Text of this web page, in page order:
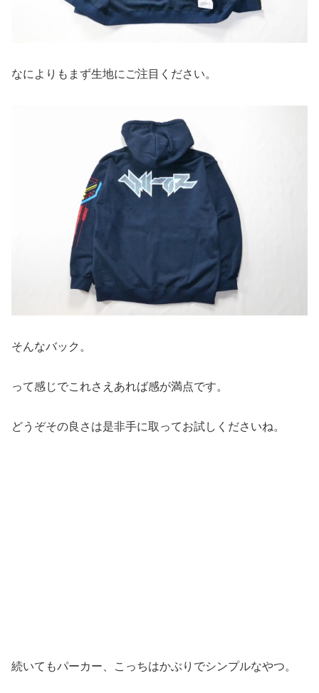
なによりもまず生地にご注目ください。
そんなバック。
って感じでこれさえあれば感が満点です。
どうぞその良さは是非手に取ってお試しくださいね。
続いてもパーカー、こっちはかぶりでシンプルなやつ。